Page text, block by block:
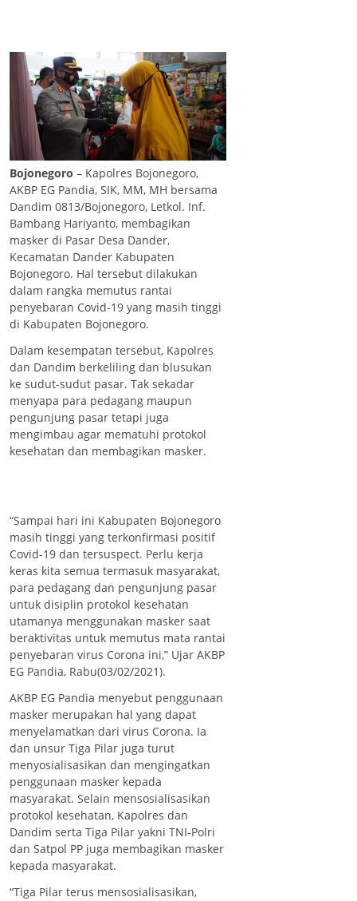
Bojonegoro – Kapolres Bojonegoro,
AKBP EG Pandia, SIK, MM, MH bersama
Dandim 0813/Bojonegoro, Letkol. Inf.
Bambang Hariyanto, membagikan
masker di Pasar Desa Dander,
Kecamatan Dander Kabupaten
Bojonegoro. Hal tersebut dilakukan
dalam rangka memutus rantai
penyebaran Covid-19 yang masih tinggi
di Kabupaten Bojonegoro.
Dalam kesempatan tersebut, Kapolres
dan Dandim berkeliling dan blusukan
ke sudut-sudut pasar. Tak sekadar
menyapa para pedagang maupun
pengunjung pasar tetapi juga
mengimbau agar mematuhi protokol
kesehatan dan membagikan masker.
“Sampai hari ini Kabupaten Bojonegoro
masih tinggi yang terkonfirmasi positif
Covid-19 dan tersuspect. Perlu kerja
keras kita semua termasuk masyarakat,
para pedagang dan pengunjung pasar
untuk disiplin protokol kesehatan
utamanya menggunakan masker saat
beraktivitas untuk memutus mata rantai
penyebaran virus Corona ini,” Ujar AKBP
EG Pandia, Rabu(03/02/2021).
AKBP EG Pandia menyebut penggunaan
masker merupakan hal yang dapat
menyelamatkan dari virus Corona. Ia
dan unsur Tiga Pilar juga turut
menyosialisasikan dan mengingatkan
penggunaan masker kepada
masyarakat. Selain mensosialisasikan
protokol kesehatan, Kapolres dan
Dandim serta Tiga Pilar yakni TNI-Polri
dan Satpol PP juga membagikan masker
kepada masyarakat.
“Tiga Pilar terus mensosialisasikan,